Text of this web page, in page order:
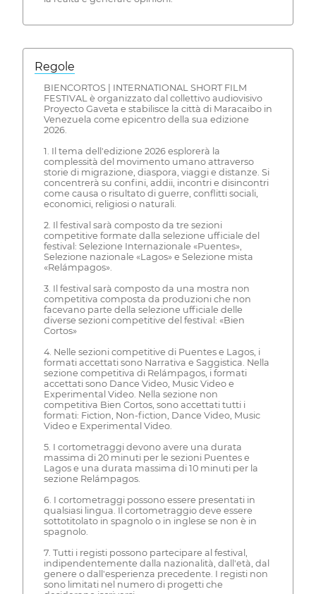
Regole
BIENCORTOS | INTERNATIONAL SHORT FILM
FESTIVAL è organizzato dal collettivo audiovisivo
Proyecto Gaveta e stabilisce la città di Maracaibo in
Venezuela come epicentro della sua edizione
2026.
1. Il tema dell'edizione 2026 esplorerà la
complessità del movimento umano attraverso
storie di migrazione, diaspora, viaggi e distanze. Si
concentrerà su confini, addii, incontri e disincontri
come causa o risultato di guerre, conflitti sociali,
economici, religiosi o naturali.
2. Il festival sarà composto da tre sezioni
competitive formate dalla selezione ufficiale del
festival: Selezione Internazionale «Puentes»,
Selezione nazionale «Lagos» e Selezione mista
«Relámpagos».
3. Il festival sarà composto da una mostra non
competitiva composta da produzioni che non
facevano parte della selezione ufficiale delle
diverse sezioni competitive del festival: «Bien
Cortos»
4. Nelle sezioni competitive di Puentes e Lagos, i
formati accettati sono Narrativa e Saggistica. Nella
sezione competitiva di Relámpagos, i formati
accettati sono Dance Video, Music Video e
Experimental Video. Nella sezione non
competitiva Bien Cortos, sono accettati tutti i
formati: Fiction, Non-fiction, Dance Video, Music
Video e Experimental Video.
5. I cortometraggi devono avere una durata
massima di 20 minuti per le sezioni Puentes e
Lagos e una durata massima di 10 minuti per la
sezione Relámpagos.
6. I cortometraggi possono essere presentati in
qualsiasi lingua. Il cortometraggio deve essere
sottotitolato in spagnolo o in inglese se non è in
spagnolo.
7. Tutti i registi possono partecipare al festival,
indipendentemente dalla nazionalità, dall'età, dal
genere o dall'esperienza precedente. I registi non
sono limitati nel numero di progetti che